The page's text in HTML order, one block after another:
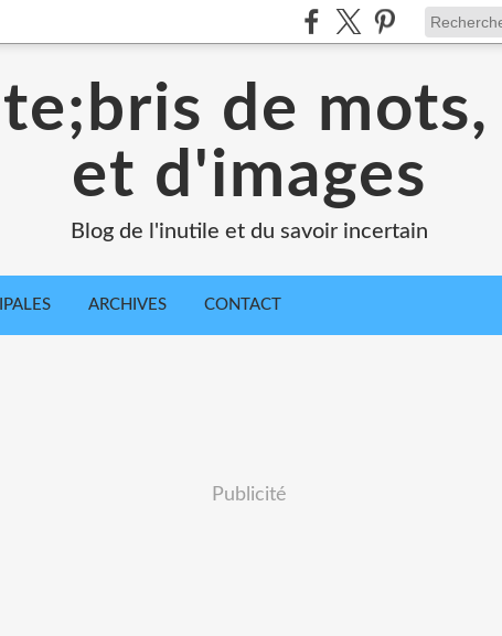
de mots,
et d'images
Blog de l'inutile et du savoir incertain
ARCHIVES CONTACT
Publicité